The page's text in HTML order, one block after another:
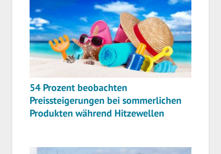
54 Prozent beobachten
Preissteigerungen bei sommerlichen
Produkten während Hitzewellen